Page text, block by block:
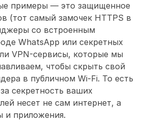
примеры — это защищенное
(тот самый замочек HTTPS в
со встроенным
WhatsApp или секретных
VPN-сервисы, которые мы
чтобы скрыть свой
в публичном Wi-Fi. То есть
секретность ваших
несет не сам интернет, а
и приложения.